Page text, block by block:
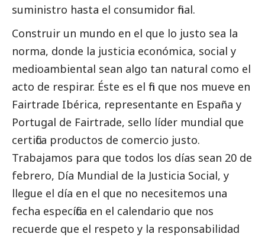
suministro hasta el consumidor final.
Construir un mundo en el que lo justo sea la
norma, donde la justicia económica, social y
medioambiental sean algo tan natural como el
acto de respirar. Éste es el fin que nos mueve en
Fairtrade Ibérica, representante en España y
Portugal de Fairtrade, sello líder mundial que
certifica productos de comercio justo.
Trabajamos para que todos los días sean 20 de
febrero, Día Mundial de la Justicia Social, y
llegue el día en el que no necesitemos una
fecha específica en el calendario que nos
recuerde que el respeto y la responsabilidad